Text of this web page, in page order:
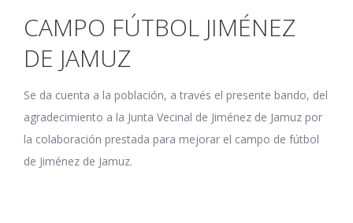
CAMPO FÚTBOL JIMÉNEZ
DE JAMUZ
Se da cuenta a la población, a través el presente bando, del
agradecimiento a la Junta Vecinal de Jiménez de Jamuz por
la colaboración prestada para mejorar el campo de fútbol
de Jiménez de Jamuz.